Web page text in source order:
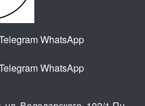
WhatsApp
WhatsApp